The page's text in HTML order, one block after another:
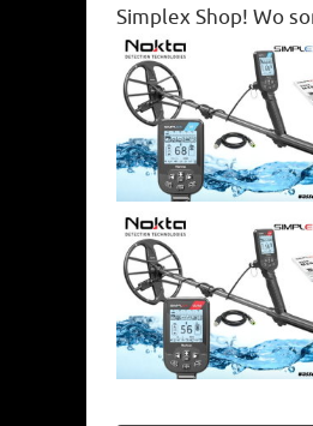
Simplex Shop! Wo